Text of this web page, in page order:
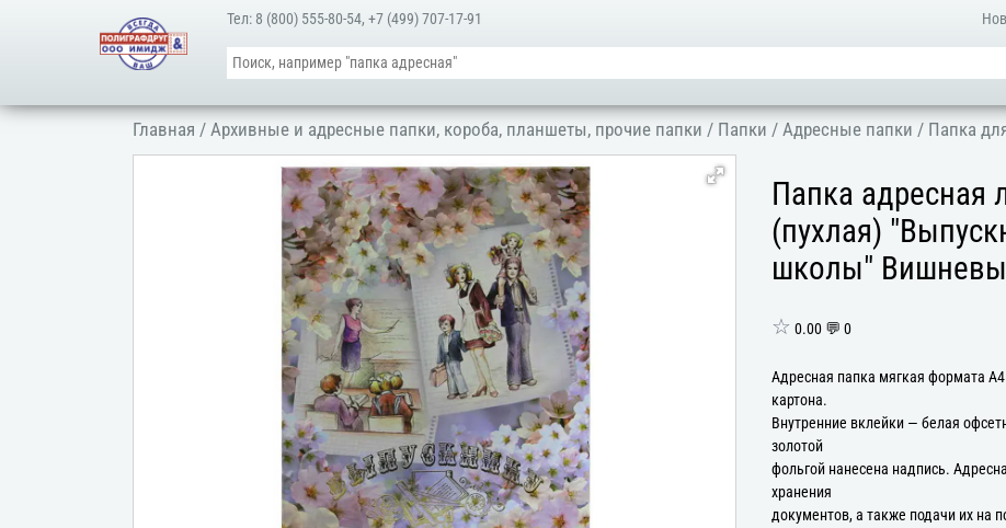
Тел: 8 (800) 555-80-54,+7 (499) 707-17-91
Главная /Архивные и адресные папки, короба, планшеты, прочие папки / Папки /Адресные папки / Папка
Папка адресная
(пухлая)
школы"
☆ 0.00 💬 0
Адресная папка мягкая формата
картона.
Внутренние вклейки — белая
золотой
фольгой нанесена надпись.
хранения
документов, а также подачи их на